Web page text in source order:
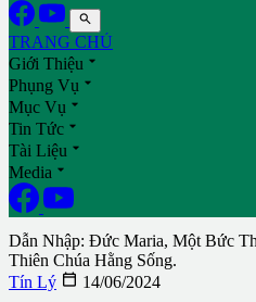

TRANG CHỦ
Giới Thiệu 
Phụng Vụ 
Mục Vụ 
Tin Tức 
Tài Liệu 
Media 
Dẫn Nhập: Ðức Maria, Một Bức
Thiên Chúa Hằng Sống.
Tín Lý  14/06/2024